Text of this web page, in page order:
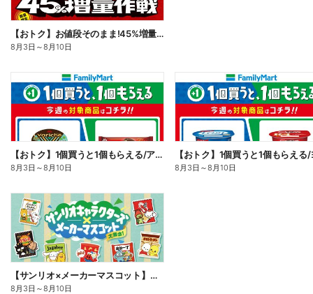
【おトク】お値段そのまま!45%増量作戦!
8月3日 ～8月10日
【おトク】1個買うと1個もらえる/アイス
8月3日 ～8月10日 8月3日 ～8月10日
【サンリオ×メーカーマスコット】オリジナルグッズ貰える!
8月3日 ～8月10日